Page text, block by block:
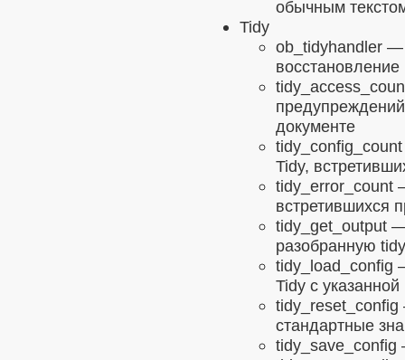
обычным
Tidy
ob_tidyhandler —
документе
tidy_config_count
Tidy,
tidy_error_count
встретившихся
tidy_get_output —
разобранную
tidy_load_config
Tidy с
tidy_reset_config
стандартные
tidy_save_config